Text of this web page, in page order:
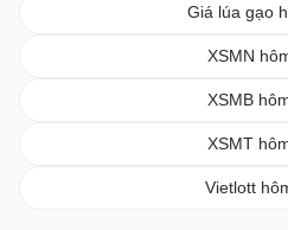
Giá lúa gạo
XSMN
XSMB
XSMT
Vietlott